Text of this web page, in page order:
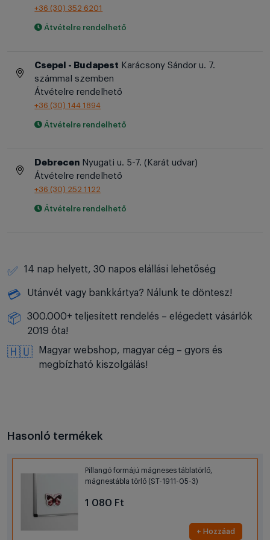
+36 (30) 352 6201
Átvételre rendelhető
Csepel - Budapest Karácsony Sándor u. 7.
számmal szemben
Átvételre rendelhető
+36 (30) 144 1894
Átvételre rendelhető
Debrecen Nyugati u. 5-7. (Karát udvar)
Átvételre rendelhető
+36 (30) 252 1122
Átvételre rendelhető
✅ 14 nap helyett, 30 napos elállási lehetőség
💳 Utánvét vagy bankkártya? Nálunk te döntesz!
📦
300.000+ teljesített rendelés – elégedett vásárlók
2019 óta!
🇭🇺
Magyar webshop, magyar cég – gyors és
megbízható kiszolgálás!
Hasonló termékek
Pillangó formájú mágneses táblatörlő,
mágnestábla törlő (ST-1911-05-3)
1 080 Ft
+ Hozzáad